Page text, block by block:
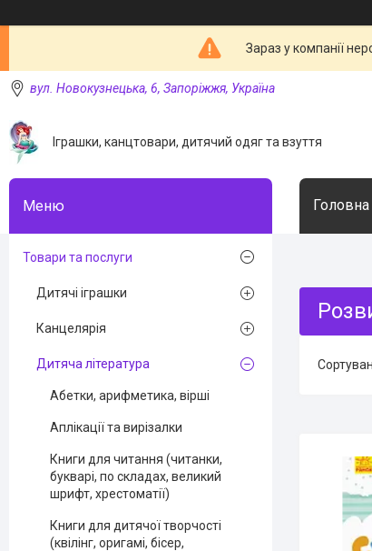
Зараз у компанії
вул. Новокузнецька, 6, Запоріжжя, Україна
Іграшки, канцтовари, дитячий одяг та взуття
Головна
Товари та послуги
Дитячі іграшки
Канцелярія
Дитяча література
Абетки, арифметика, вірші
Аплікації та вирізалки
Книги для читання (читанки,
букварі, по складах, великий
шрифт, хрестоматії)
Книги для дитячої творчості
(квілінг, оригамі, бісер,